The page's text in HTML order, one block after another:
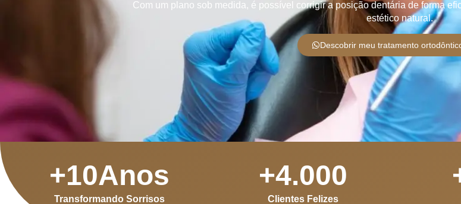
Com um plano sob medida, é possível corrigir a posição dentária de forma
estético natural.
Descobrir meu tratamento
Transformando Sorrisos
+10Anos
Clientes Felizes
+4.000